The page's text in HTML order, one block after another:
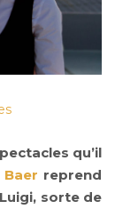
qu’il
reprend
sorte de